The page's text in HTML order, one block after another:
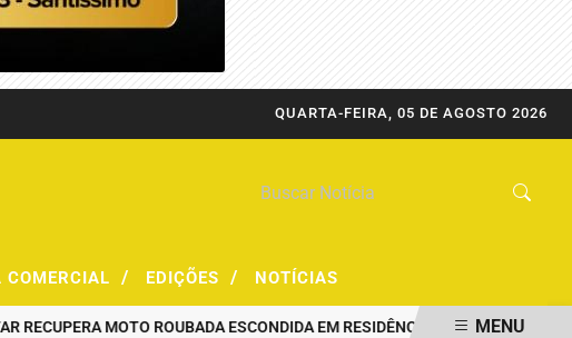
QUARTA-FEIRA, 05 DE AGOSTO 2026
COMERCIAL / EDIÇÕES / NOTÍCIAS
MOTO ROUBADA ESCONDIDA EM RESIDÊNCIA PRF CAPTURA
MENU